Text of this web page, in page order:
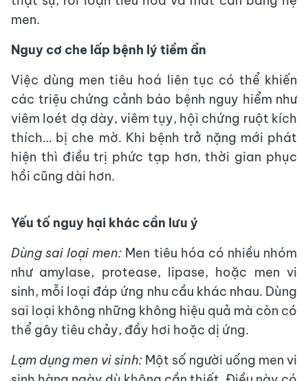
men.
Nguy cơ che lấp bệnh lý tiềm ẩn
Việc dùng men tiêu hoá liên tục có thể khiến
các triệu chứng cảnh báo bệnh nguy hiểm như
viêm loét dạ dày, viêm tụy, hội chứng ruột kích
thích… bị che mờ. Khi bệnh trở nặng mới phát
hiện thì điều trị phức tạp hơn, thời gian phục
hồi cũng dài hơn.
Yếu tố nguy hại khác cần lưu ý
Dùng sai loại men: Men tiêu hóa có nhiều nhóm
như amylase, protease, lipase, hoặc men vi
sinh, mỗi loại đáp ứng nhu cầu khác nhau. Dùng
sai loại không những không hiệu quả mà còn có
thể gây tiêu chảy, đầy hơi hoặc dị ứng.
Lạm dụng men vi sinh: Một số người uống men vi